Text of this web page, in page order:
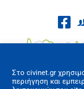
Στo civinet.gr
περιήγηση και